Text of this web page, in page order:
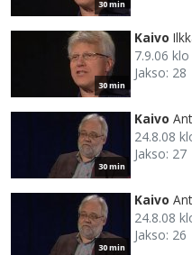
30 min
30 min
Kaivo
7.9.06
Jakso: 28
30 min
Kaivo
24.8.08
Jakso: 27
30 min
Kaivo
24.8.08
Jakso: 26